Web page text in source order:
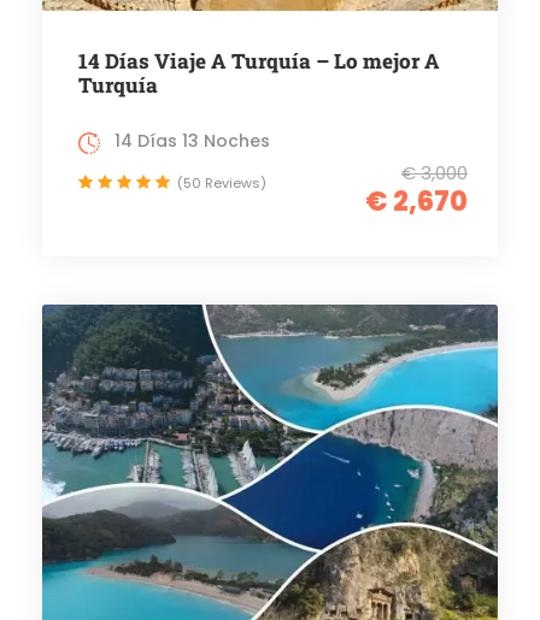
14 Días Viaje A Turquía – Lo mejor A
Turquía
€ 3,000
€ 2,670
14 Días 13 Noches
(50 Reviews)